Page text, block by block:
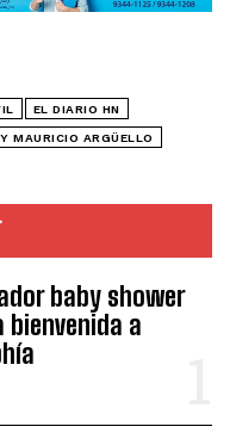
baby shower
bienvenida a
EL DIARIO HN
MAURICIO ARGÜELLO